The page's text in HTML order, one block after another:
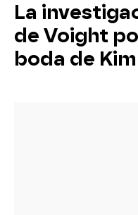
La
de Voight
boda de